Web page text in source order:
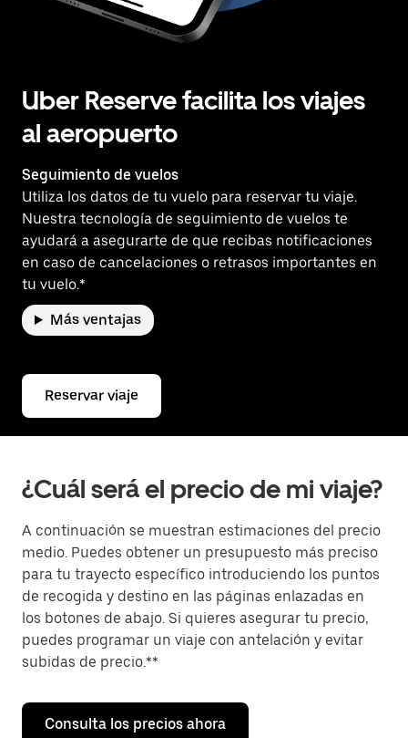
Uber Reserve facilita los viajes
al aeropuerto
Seguimiento de vuelos
Utiliza los datos de tu vuelo para reservar tu viaje.
Nuestra tecnología de seguimiento de vuelos te
ayudará a asegurarte de que recibas notificaciones
en caso de cancelaciones o retrasos importantes en
tu vuelo.*
Más ventajas
Reservar viaje
¿Cuál será el precio de mi viaje?
A continuación se muestran estimaciones del precio
medio. Puedes obtener un presupuesto más preciso
para tu trayecto específico introduciendo los puntos
de recogida y destino en las páginas enlazadas en
los botones de abajo. Si quieres asegurar tu precio,
puedes programar un viaje con antelación y evitar
subidas de precio.**
Consulta los precios ahora